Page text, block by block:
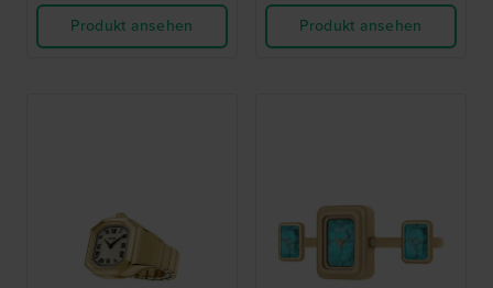
Produkt ansehen
Produkt ansehen